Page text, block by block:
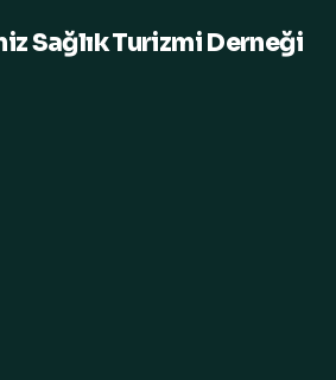
Sağlık Turizmi Derneği